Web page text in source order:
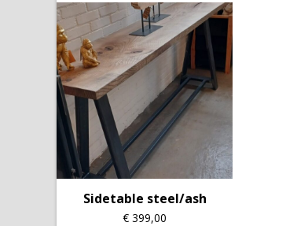
Sidetable steel/ash
€ 399,00